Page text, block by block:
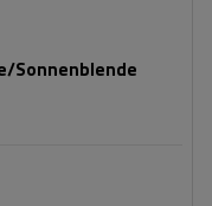
Sonnenblende